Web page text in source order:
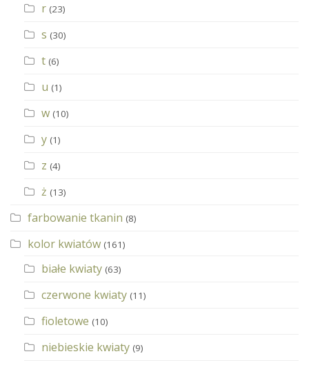
r (23)
s (30)
t (6)
u (1)
w (10)
y (1)
z (4)
ż (13)
farbowanie tkanin (8)
kolor kwiatów (161)
białe kwiaty (63)
czerwone kwiaty (11)
fioletowe (10)
niebieskie kwiaty (9)